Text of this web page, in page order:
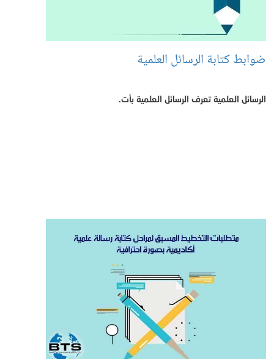
ضوابط كتابة الرسائل العلمية
الرسائل العلمية تعرف الرسائل العلمية بأت.